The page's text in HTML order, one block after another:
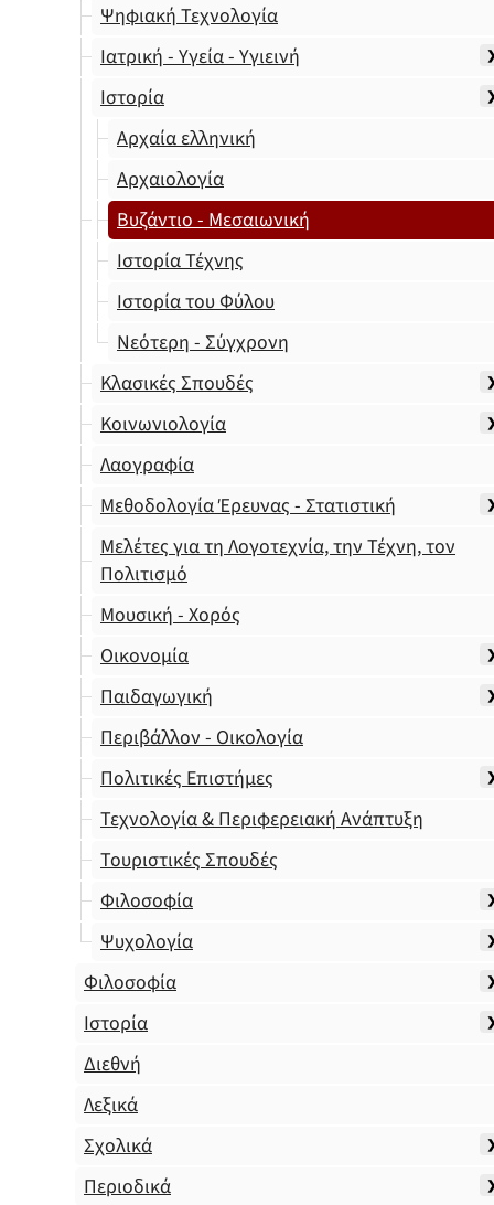
Ψηφιακή Τεχνολογία
Ιατρική - Υγεία - Υγιεινή
Ιστορία
Αρχαία ελληνική
Αρχαιολογία
Βυζάντιο - Μεσαιωνική
Ιστορία Τέχνης
Ιστορία του Φύλου
Νεότερη - Σύγχρονη
Κλασικές Σπουδές
Κοινωνιολογία
Λαογραφία
Μεθοδολογία Έρευνας - Στατιστική
Μελέτες για τη Λογοτεχνία, την Τέχνη, τον
Πολιτισμό
Μουσική - Χορός
Οικονομία
Παιδαγωγική
Περιβάλλον - Οικολογία
Πολιτικές Επιστήμες
Τεχνολογία & Περιφερειακή Ανάπτυξη
Τουριστικές Σπουδές
Φιλοσοφία
Ψυχολογία
Φιλοσοφία
Ιστορία
Διεθνή
Λεξικά
Σχολικά
Περιοδικά